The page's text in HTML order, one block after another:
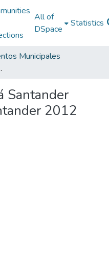
All of
DSpace
Statistics
Municipales
2012
Santander
2012